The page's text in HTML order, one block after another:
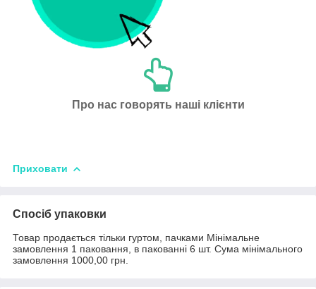
Про нас говорять наші клієнти
Приховати
Спосіб упаковки
Товар продається тільки гуртом, пачками Мінімальне
замовлення 1 паковання, в пакованні 6 шт. Сума мінімального
замовлення 1000,00 грн.